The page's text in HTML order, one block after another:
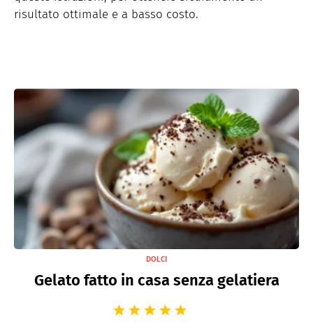
risultato ottimale e a basso costo.
DOLCI
Gelato fatto in casa senza gelatiera